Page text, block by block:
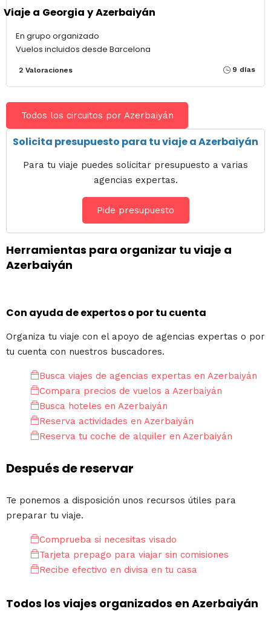
Viaje a Georgia y Azerbaiyán
En grupo organizado
Vuelos incluidos desde Barcelona
2 Valoraciones 9 días
Todos los circuitos por Azerbaiyán
Solicita presupuesto para tu viaje a Azerbaiyán
Para tu viaje puedes solicitar presupuesto a varias
agencias expertas.
Pide presupuesto
Herramientas para organizar tu viaje a
Azerbaiyán
Con ayuda de expertos o por tu cuenta
Organiza tu viaje con el apoyo de agencias expertas o por
tu cuenta con nuestros buscadores.
Busca viajes de agencias expertas en Azerbaiyán
Compara precios de vuelos a Azerbaiyán
Busca hoteles en Azerbaiyán
Reserva actividades en Azerbaiyán
Reserva tu coche de alquiler en Azerbaiyán
Después de reservar
Te ponemos a disposición unos recursos útiles para
preparar tu viaje.
Comprueba si necesitas visado
Tarjeta prepago para viajar sin comisiones
Recibe efectivo en divisa en tu casa
Todos los viajes organizados en Azerbaiyán